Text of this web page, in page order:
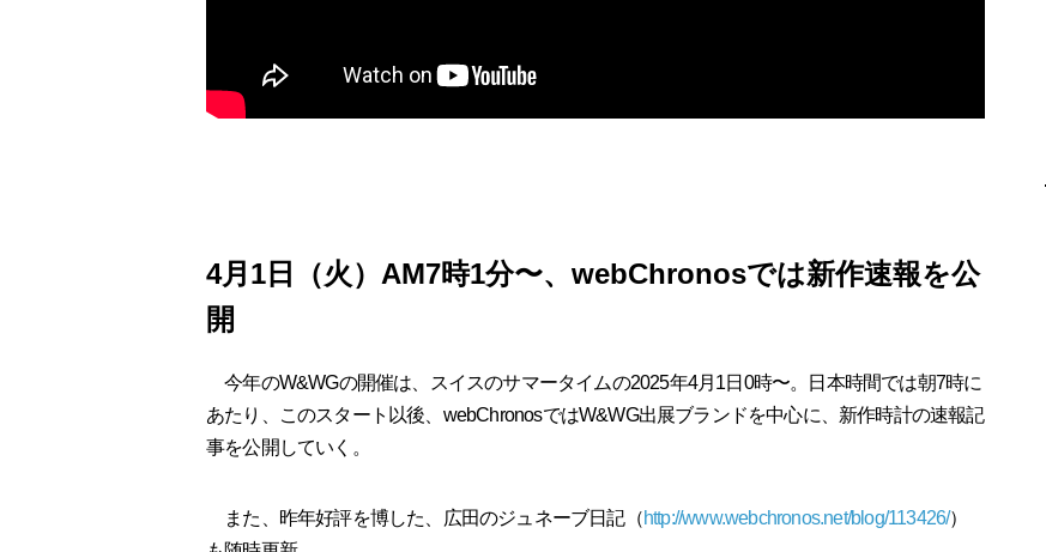
4月1日（火）AM7時1分〜、webChronosでは新作速報を公
開
今年のW&WGの開催は、スイスのサマータイムの2025年4月1日0時〜。日本時間では朝7時に
あたり、このスタート以後、webChronosではW&WG出展ブランドを中心に、新作時計の速報記
事を公開していく。
また、昨年好評を博した、広田のジュネーブ日記（http://www.webchronos.net/blog/113426/）